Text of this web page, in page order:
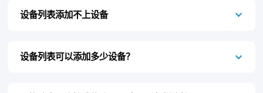
设备列表添加不上设备
设备列表可以添加多少设备？